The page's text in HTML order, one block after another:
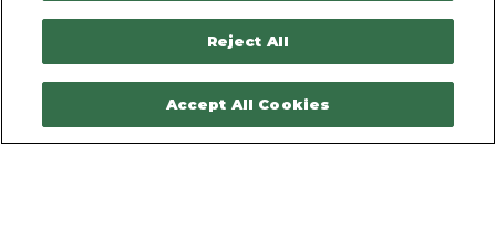
Contactez-nous
Reject All
Accept All Cookies